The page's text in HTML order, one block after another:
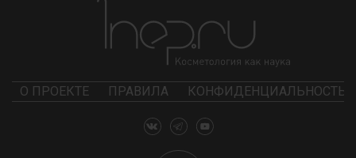
О ПРОЕКТЕ ПРАВИЛА КОНФИДЕНЦИАЛЬНОСТЬ